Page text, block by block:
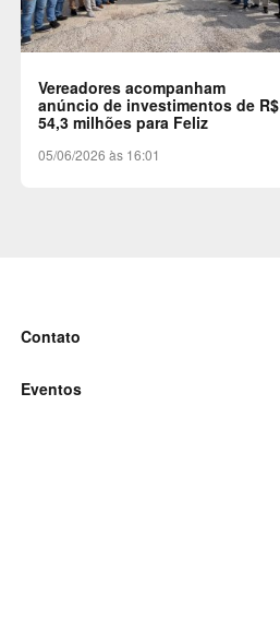
Vereadores acompanham
anúncio de investimentos de R$
54,3 milhões para Feliz
05/06/2026 às 16:01
Contato
Eventos